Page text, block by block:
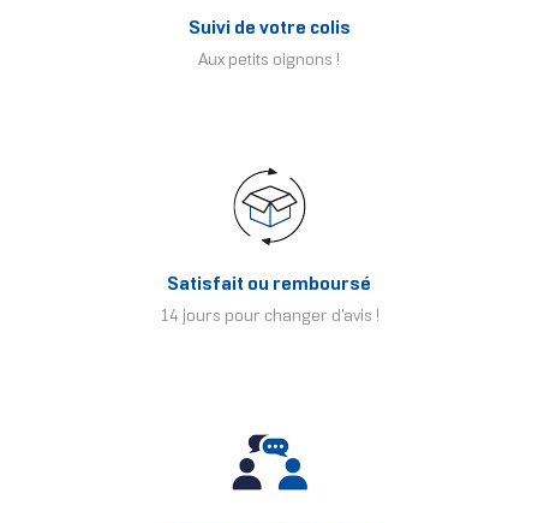
Suivi de votre colis
Aux petits oignons !
Satisfait ou remboursé
14 jours pour changer d'avis !